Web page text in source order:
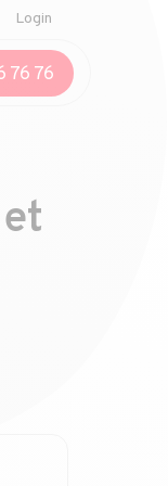
Login
76 76